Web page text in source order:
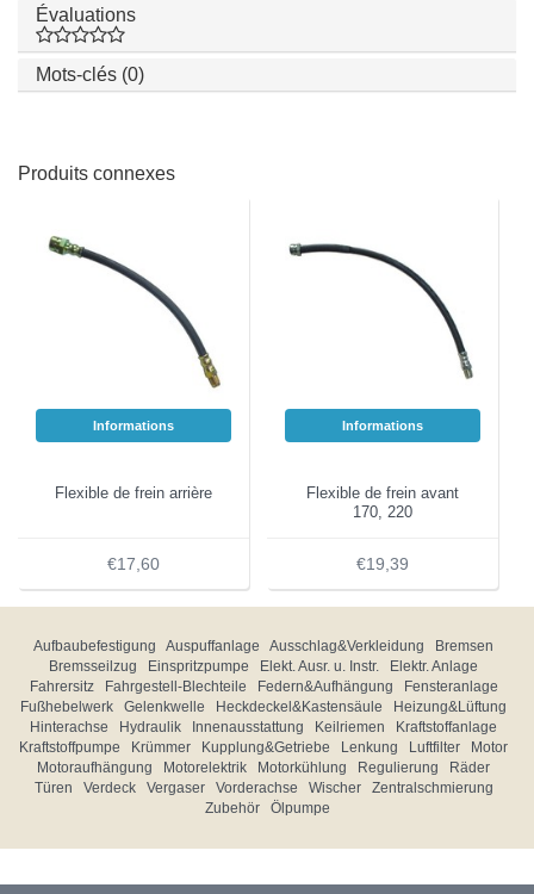
Évaluations
Mots-clés (0)
Produits connexes
Informations
Flexible de frein arrière
€17,60
Informations
Flexible de frein avant
170, 220
€19,39
Aufbaubefestigung Auspuffanlage Ausschlag&Verkleidung
Bremsen
Bremsseilzug
Einspritzpumpe Elekt. Ausr. u. Instr.
Elektr. Anlage
Fahrersitz
Fahrgestell-Blechteile Federn&Aufhängung
Fensteranlage
Fußhebelwerk
Gelenkwelle Heckdeckel&Kastensäule
Heizung&Lüftung
Hinterachse
Hydraulik Innenausstattung Keilriemen
Kraftstoffanlage
Kraftstoffpumpe
Krümmer Kupplung&Getriebe Lenkung Luftfilter
Motor
Motoraufhängung
Motorelektrik Motorkühlung Regulierung
Räder
Türen
Verdeck Vergaser Vorderachse Wischer
Zentralschmierung
Zubehör
Ölpumpe